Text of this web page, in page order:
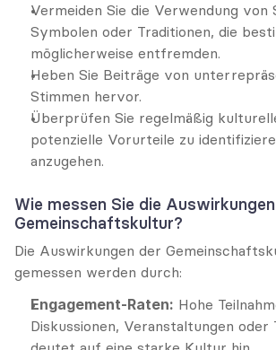
Vermeiden Sie die Verwendung von
Symbolen oder Traditionen, die
möglicherweise entfremden.
Heben Sie Beiträge von
Stimmen hervor.
Überprüfen Sie regelmäßig
potenzielle Vorurteile zu
anzugehen.
Wie messen Sie die
Gemeinschaftskultur?
Die Auswirkungen der
gemessen werden durch:
Engagement-Raten: Hohe
Diskussionen, Veranstaltungen oder